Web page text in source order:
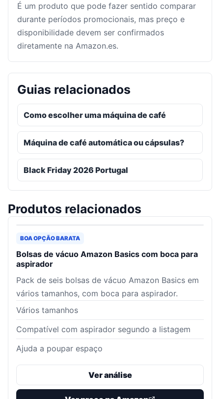
É um produto que pode fazer sentido comparar
durante períodos promocionais, mas preço e
disponibilidade devem ser confirmados
diretamente na Amazon.es.
Guias relacionados
Como escolher uma máquina de café
Máquina de café automática ou cápsulas?
Black Friday 2026 Portugal
Produtos relacionados
BOA OPÇÃO BARATA
Bolsas de vácuo Amazon Basics com boca para
aspirador
Pack de seis bolsas de vácuo Amazon Basics em
vários tamanhos, com boca para aspirador.
Vários tamanhos
Compatível com aspirador segundo a listagem
Ajuda a poupar espaço
Ver análise